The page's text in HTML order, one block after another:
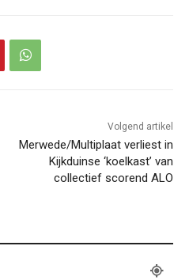
Volgend artikel
Merwede/Multiplaat verliest in
Kijkduinse ‘koelkast’ van
collectief scorend ALO